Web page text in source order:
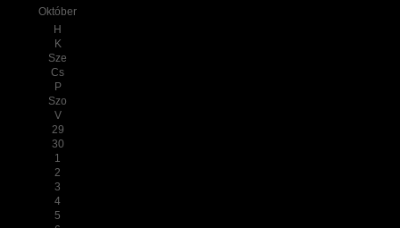
Október
H
K
Sze
Cs
P
Szo
V
29
30
1
2
3
4
5